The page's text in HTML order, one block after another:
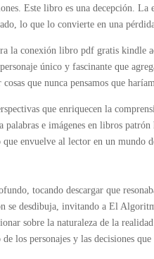
Este libro es una decepción.
lo que lo convierte en una
la conexión libro pdf gratis kindle
único y fascinante que
que nunca pensamos que
que enriquecen la
palabras e imágenes en libros
envuelve al lector en un mundo
tocando descargar que
se desdibuja, invitando a El
sobre la naturaleza de la
los personajes y las decisiones